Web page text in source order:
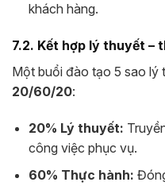
khách hàng.
7.2. Kết hợp lý thuyết –
Một buổi đào tạo 5 sao lý
20/60/20:
20% Lý thuyết:
công việc phục vụ.
60% Thực hành: